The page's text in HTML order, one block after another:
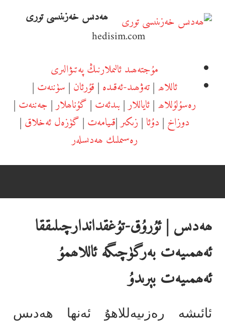
Skip
ھەدىس خەزىنىسى تورى
hedisim.com
مۇجتەھىد ئالىملارنىڭ پەتىۋالىرى
ئاللاھ|تەۋھىد-ئەقىدە|قۇرئان|سۈننەت|
رەسۇلۇللاھ|ئاياللار|بىدئەت|گۇناھلار|جەننەت|
دوزاخ|دۇئا|زىكىر|قىيامەت|گۈزەل ئەخلاق|
رەسىملىك ھەدىسلەر
ھەدىس | ئۇرۇق-تۇغقداندارچىلىققا
ئەھمىيەت بەرگۈچىگە ئاللاھمۇ
ئەھمىيەت بېرىدۇ
ئائىشە رەزىيەللاھۇ ئەنھا ھەدىس